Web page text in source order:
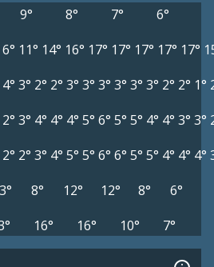
9° 8° 7°
6°
6° 11° 14° 16° 17° 17° 17° 17° 17°
4° 3° 2° 2° 3° 3° 3° 3° 3° 3° 2° 2° 1°
2° 3° 4° 4° 4° 5° 6° 5° 5° 4° 4° 3° 3°
2° 2° 3° 4° 5° 5° 6° 6° 5° 5° 4° 4° 4°
3° 8° 12° 12° 8°
6°
16° 16° 10° 7°